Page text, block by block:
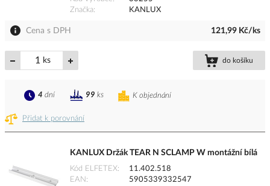
Značka
KANLUX
Cena s DPH 121,99 Kč/ks
ks do košíku
Přidat k porovnání
K objednání
4 dní 99 ks
KANLUX Držák TEAR N SCLAMP W montážní bílá
Kód ELFETEX
11.402.518
EAN
5905339332547